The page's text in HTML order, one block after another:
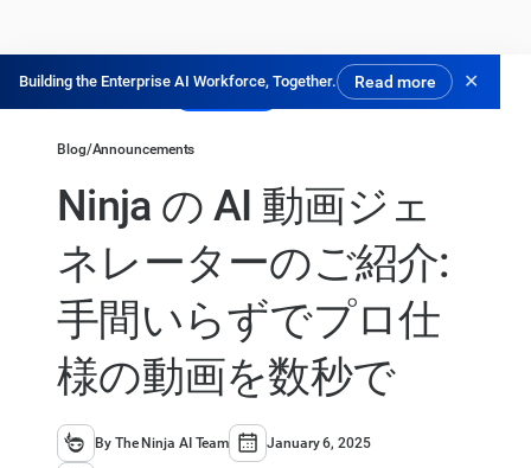
Building the Enterprise AI Workforce, Together. Read more ✕
無料で試す
Blog/Announcements
Ninja の AI 動画ジェ
ネレーターのご紹介:
手間いらずでプロ仕
様の動画を数秒で
By The Ninja AI Team January 6, 2025